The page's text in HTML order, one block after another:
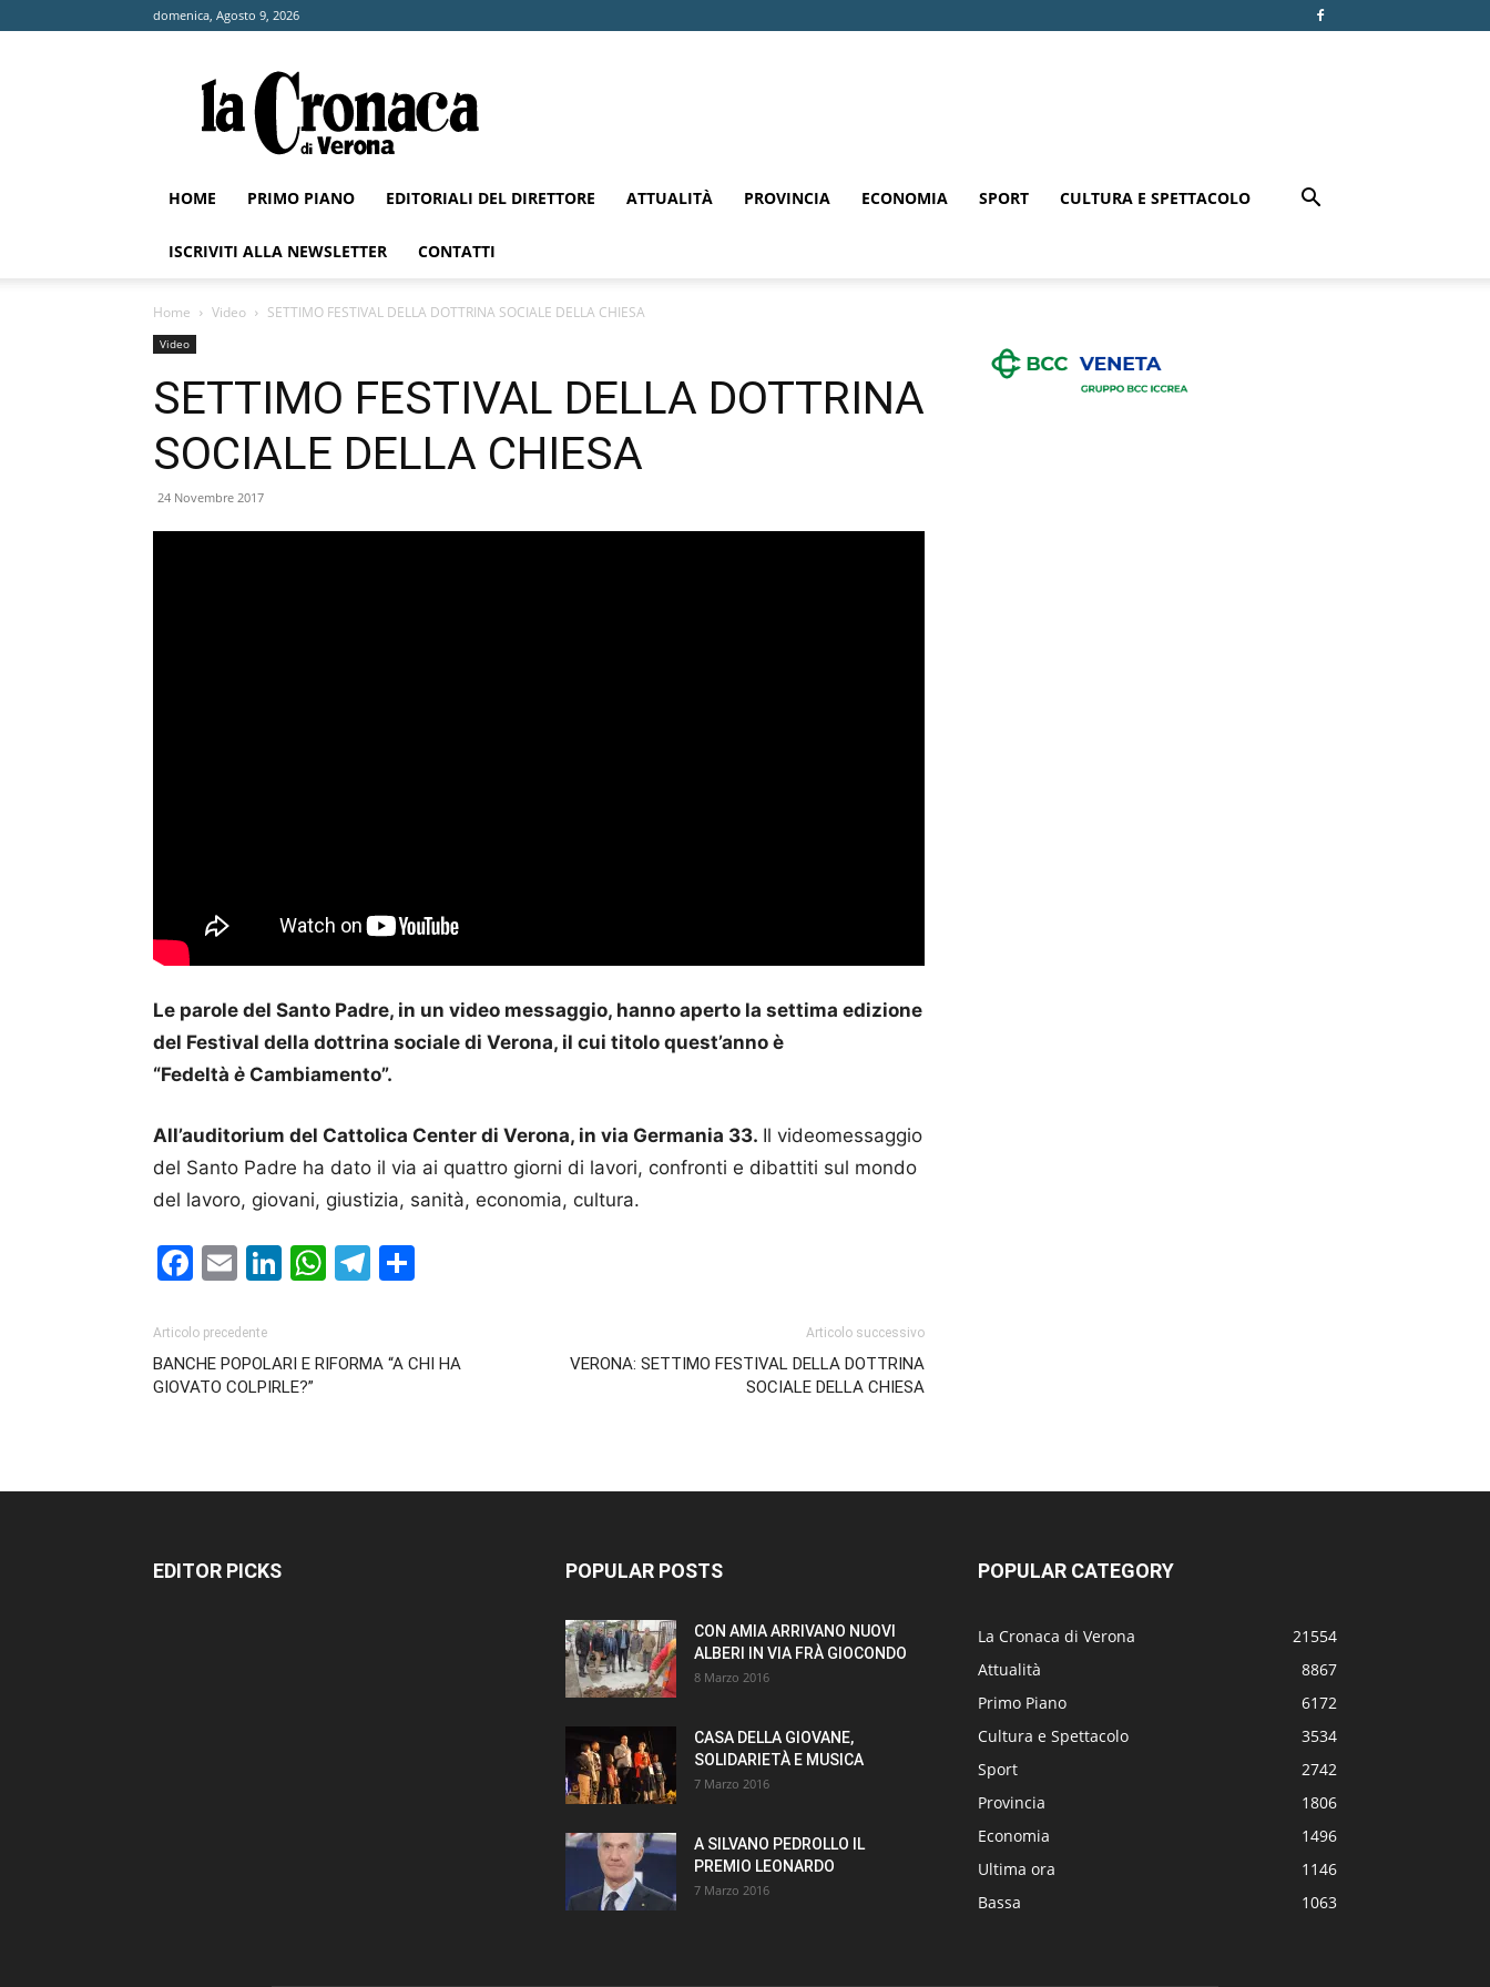
domenica, Agosto 9, 2026
Cronaca
di
Verona
HOME PRIMO PIANO EDITORIALI DEL DIRETTORE ATTUALITÀ PROVINCIA ECONOMIA SPORT CULTURA E SPETTACOLO
ISCRIVITI ALLA NEWSLETTER CONTATTI
Home Video SETTIMO FESTIVAL DELLA DOTTRINA SOCIALE DELLA CHIESA
Video
SETTIMO FESTIVAL DELLA DOTTRINA
SOCIALE DELLA CHIESA
24 Novembre 2017
Le parole del Santo Padre, in un video messaggio, hanno aperto la settima edizione
del Festival della dottrina sociale di Verona, il cui titolo quest’anno è
“Fedeltà è Cambiamento”.
All’auditorium del Cattolica Center di Verona, in via Germania 33. Il videomessaggio
del Santo Padre ha dato il via ai quattro giorni di lavori, confronti e dibattiti sul mondo
del lavoro, giovani, giustizia, sanità, economia, cultura.
Facebook
EmailLinkedIn
WhatsApp
Telegram
Articolo precedente
BANCHE POPOLARI E RIFORMA “A CHI HA
GIOVATO COLPIRLE?”
Articolo successivo
VERONA: SETTIMO FESTIVAL DELLA DOTTRINA
SOCIALE DELLA CHIESA
EDITOR PICKS POPULAR POSTS
CON AMIA ARRIVANO NUOVI
ALBERI IN VIA FRÀ GIOCONDO
8 Marzo 2016
CASA DELLA GIOVANE,
SOLIDARIETÀ E MUSICA
7 Marzo 2016
A SILVANO PEDROLLO IL
PREMIO LEONARDO
7 Marzo 2016
POPULAR CATEGORY
La Cronaca di Verona
21554
Attualità
8867
Primo Piano
6172
Cultura e Spettacolo
3534
Sport
2742
Provincia
1806
Economia
1496
Ultima ora
1146
Bassa
1063